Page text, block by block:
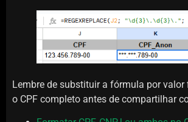
Lembre de substituir a fórmula por valor
o CPF completo antes de compartilhar